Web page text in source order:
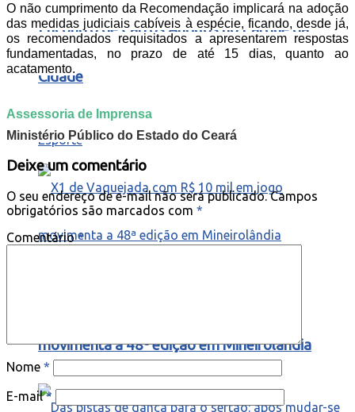
Encontro de Carros Antigos no Parque da
Cidade
Esporte
movimenta a 48ª edição em Mineirolândia
O não cumprimento da Recomendação implicará na adoção
das medidas judiciais cabíveis à espécie, ficando, desde já,
os recomendados requisitados a apresentarem respostas
fundamentadas, no prazo de até 15 dias, quanto ao
acatamento.
Assessoria de Imprensa
Ministério Público do Estado do Ceará
Deixe um comentário
O seu endereço de e-mail não será publicado. Campos
obrigatórios são marcados com *
Comentário*
Nome *
E-mail*